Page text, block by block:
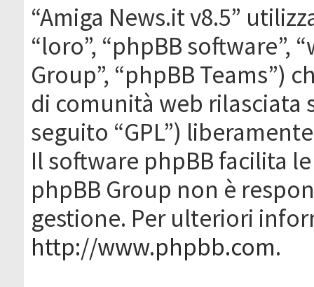
“Amiga News.it v8.5”
“loro”, “phpBB software”,
Group”, “phpBB Teams”)
di comunità web rilasciata
seguito “GPL”)
Il software phpBB facilita
phpBB Group non è
gestione. Per ulteriori
http://www.phpbb.com.